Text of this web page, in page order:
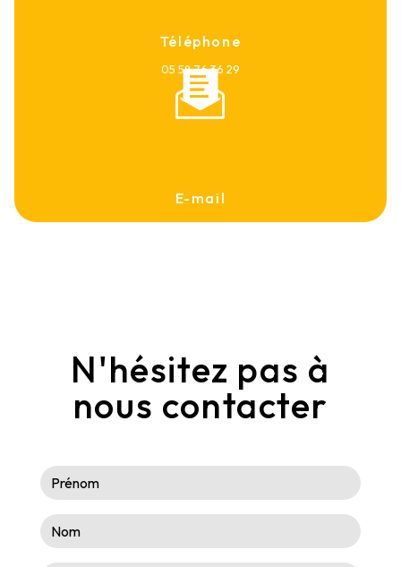
Téléphone
05 58 76 36 29
E-mail
contact@ets-despert.com
N'hésitez pas à
nous contacter